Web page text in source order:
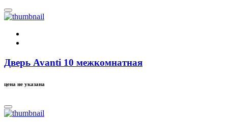
Дверь Avanti 10 межкомнатная
цена не указана